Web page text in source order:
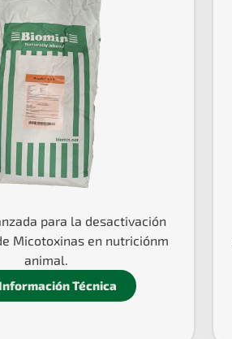
para la desactivación
Micotoxinas en nutriciónm
animal.
Técnica